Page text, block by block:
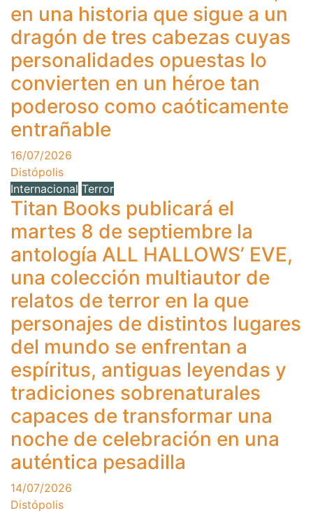
en una historia que sigue a un
dragón de tres cabezas cuyas
personalidades opuestas lo
convierten en un héroe tan
poderoso como caóticamente
entrañable
16/07/2026
Distópolis
Internacional Terror
Titan Books publicará el
martes 8 de septiembre la
antología ALL HALLOWS’ EVE,
una colección multiautor de
relatos de terror en la que
personajes de distintos lugares
del mundo se enfrentan a
espíritus, antiguas leyendas y
tradiciones sobrenaturales
capaces de transformar una
noche de celebración en una
auténtica pesadilla
14/07/2026
Distópolis